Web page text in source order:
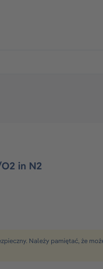
in N2
Należy pamiętać, że